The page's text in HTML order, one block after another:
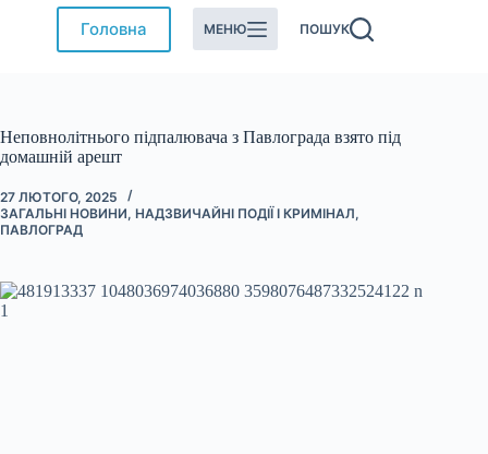
Головна МЕНЮ ПОШУК
Неповнолітнього підпалювача з Павлограда взято під
домашній арешт
27 ЛЮТОГО, 2025
ЗАГАЛЬНІ НОВИНИ, НАДЗВИЧАЙНІ ПОДІЇ І КРИМІНАЛ,
ПАВЛОГРАД